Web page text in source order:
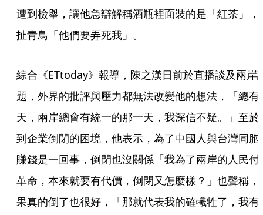
遭到檢舉，讓他急辯解稱酒瓶裡面裝的是「紅茶」，
扯青鳥「他們要弄死我」。
綜合《ETtoday》報導，陳之漢日前於直播談及兩岸
題，外界的批評與壓力都無法改變他的想法，「總有
天，兩岸總會有統一的那一天，我深信不疑。」至於
到企業倒閉的困境，他表示，為了中國人與台灣同胞
賺錢是一回事，倒閉也沒關係「我為了兩岸的人民付
革命，本來就要有代價，倒閉又怎麼樣？」也聲稱，
果真的倒了也很好，「那就代表我的確犧牲了，我有